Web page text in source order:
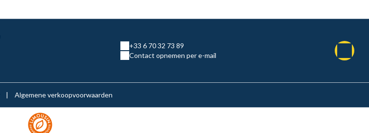
+33 6 70 32 73 89
Contact opnemen per e-mail
| Algemene verkoopvoorwaarden